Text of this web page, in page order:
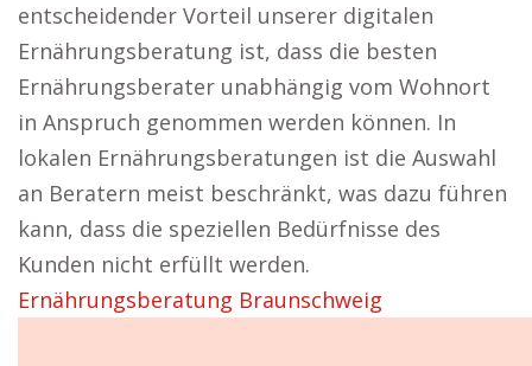
entscheidender Vorteil unserer digitalen
Ernährungsberatung ist, dass die besten
Ernährungsberater unabhängig vom Wohnort
in Anspruch genommen werden können. In
lokalen Ernährungsberatungen ist die Auswahl
an Beratern meist beschränkt, was dazu führen
kann, dass die speziellen Bedürfnisse des
Kunden nicht erfüllt werden.
Ernährungsberatung Braunschweig